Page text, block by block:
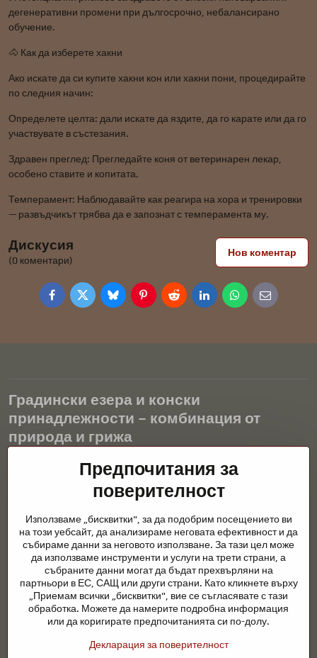
дегенеративни промени при дългосрочно, небалансирано
обучение.
🐴 Как да изберете хакни
Ако искате да си купите хакни кон или хакни пони, процедирайте
по следния начин:
Определете целта: дали искате да яздите, да го карате или да го
участвувате в състезания.
Здравен преглед: Прегледайте коня от ветеринарен лекар,
особено ставите и копитата.
Темперамент: Наблюдавайте как реагира на хора и тренировки
— развъдчикът трябва да е запознат с темперамента му.
Дискусия
(0 коментари)
Нов коментар
FacebookTwitterBlueskyPinterestRedditLinkedInWhatsApp
E-
mail
Градински езера и конски
принадлежности – комбинация от
природа и грижа
Градинските езера са красиво допълнение към всеки екстериор
и създават хармонична среда за релаксация и живот на водните
животни. Правилната технология, филтрацията и редовната
през цялата година. Също толкова важна е грижата за
животните, които са част от нашия живот.
Конете се нуждаят от висококачествени конски принадлежности,
правилно хранене и отговорни грижи, за да бъдат здрави, силни
и доволни. Независимо дали става въпрос за екипировка за
ездачи, развъдчици или любители на природата, целта е да се
създаде среда, която подкрепя естествения баланс,
Предпочитания за
поверителност
Използваме „бисквитки", за да подобрим посещението ви
на този уебсайт, да анализираме неговата ефективност и да
събираме данни за неговото използване. За тази цел може
да използваме инструменти и услуги на трети страни, а
събраните данни могат да бъдат прехвърляни на
партньори в ЕС, САЩ или други страни. Като кликнете върху
„Приемам всички „бисквитки", вие се съгласявате с тази
обработка. Можете да намерите подробна информация
или да коригирате предпочитанията си по-долу.
Декларация за поверителност